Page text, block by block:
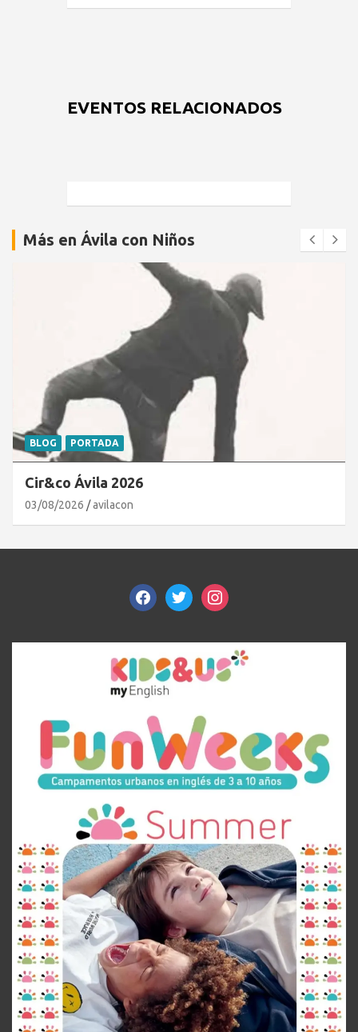
EVENTOS RELACIONADOS
Más en Ávila con Niños
BLOG PORTADA
Cir&co Ávila 2026
03/08/2026 avilacon
facebooktwitterinstagram